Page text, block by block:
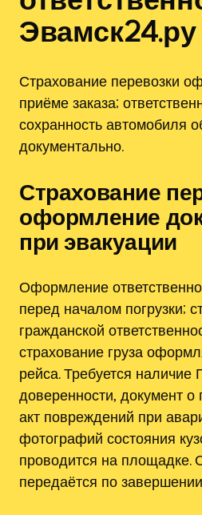
Эвамск24.ру
Страхование перевозки
приёме заказа;
сохранность автомобиля
документально.
Страхование
оформление
при эвакуации
Оформление
перед началом погрузки;
гражданской
страхование груза
рейса. Требуется наличие
доверенности‚ документ
акт повреждений при
фотографий состояния
проводится на площадке.
передаётся по